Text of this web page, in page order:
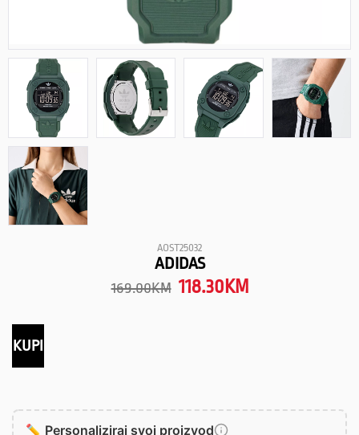
AOST25032
ADIDAS
169.00KM 118.30 KM
KUPI
✏️ Personaliziraj svoj proizvod